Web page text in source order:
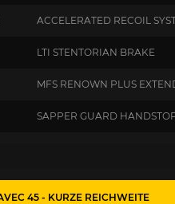
ACCELERATED RECOIL
LTI STENTORIAN BRAKE
MFS RENOWN PLUS
SAPPER GUARD
45 - KURZE REICHWEITE